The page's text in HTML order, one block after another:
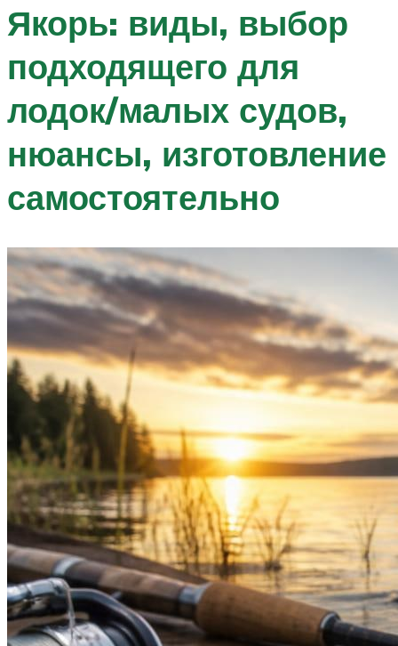
Якорь: виды, выбор
подходящего для
лодок/малых судов,
нюансы, изготовление
самостоятельно